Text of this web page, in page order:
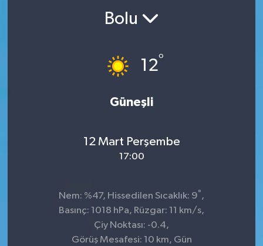
Bolu
12°
Güneşli
12 Mart Perşembe
17:00
Nem: %47, Hissedilen Sıcaklık: 9° ,
Basınç: 1018 hPa, Rüzgar: 11 km/s,
Çiy Noktası: -0.4,
Görüş Mesafesi: 10 km, Gün